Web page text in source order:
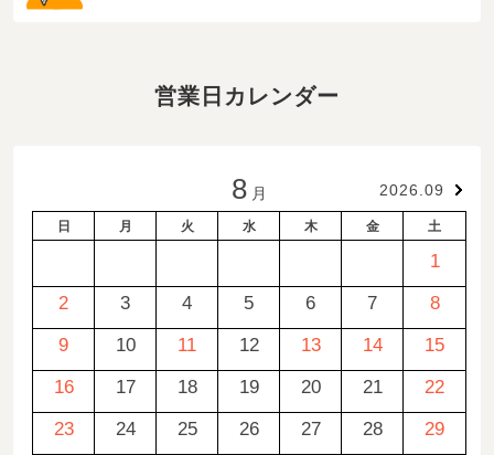
営業日カレンダー
8 月 2026.09
日 月 火 水 木 金 土
1
2
3 4 5 6 7
8
9
10 11 12 13 14
15
16
17 18 19 20 21
22
23
24 25 26 27 28 29